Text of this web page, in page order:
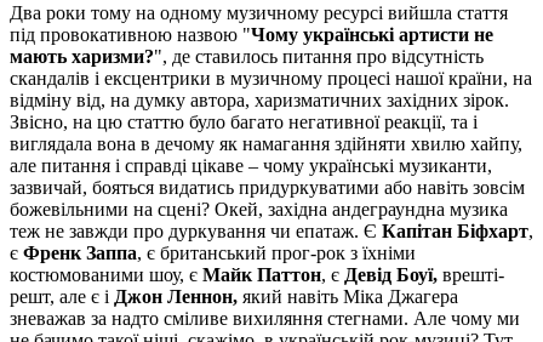
Два роки тому на одному музичному ресурсі вийшла стаття
під провокативною назвою "Чому українські артисти не
мають харизми?", де ставилось питання про відсутність
скандалів і ексцентрики в музичному процесі нашої країни, на
відміну від, на думку автора, харизматичних західних зірок.
Звісно, на цю статтю було багато негативної реакції, та і
виглядала вона в дечому як намагання здійняти хвилю хайпу,
але питання і справді цікаве – чому українські музиканти,
зазвичай, бояться видатись придуркуватими або навіть зовсім
божевільними на сцені? Окей, західна андеграундна музика
теж не завжди про дуркування чи епатаж. Є Капітан Біфхарт,
є Френк Заппа, є британський прог-рок з їхніми
костюмованими шоу, є Майк Паттон, є Девід Боуї, врешті-
решт, але є і Джон Леннон, який навіть Міка Джагера
зневажав за надто сміливе вихиляння стегнами. Але чому ми